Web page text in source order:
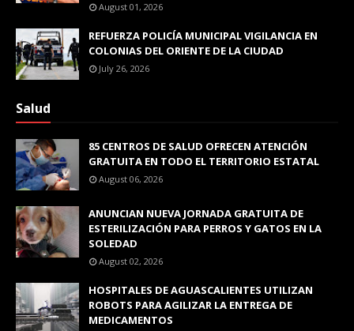
August 01, 2026
REFUERZA POLICÍA MUNICIPAL VIGILANCIA EN
COLONIAS DEL ORIENTE DE LA CIUDAD
July 26, 2026
Salud
85 CENTROS DE SALUD OFRECEN ATENCIÓN
GRATUITA EN TODO EL TERRITORIO ESTATAL
August 06, 2026
ANUNCIAN NUEVA JORNADA GRATUITA DE
ESTERILIZACIÓN PARA PERROS Y GATOS EN LA
SOLEDAD
August 02, 2026
HOSPITALES DE AGUASCALIENTES UTILIZAN
ROBOTS PARA AGILIZAR LA ENTREGA DE
MEDICAMENTOS